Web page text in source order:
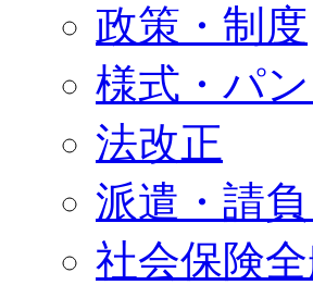
政策・制度
様式・パ
法改正
派遣・請
社会保険